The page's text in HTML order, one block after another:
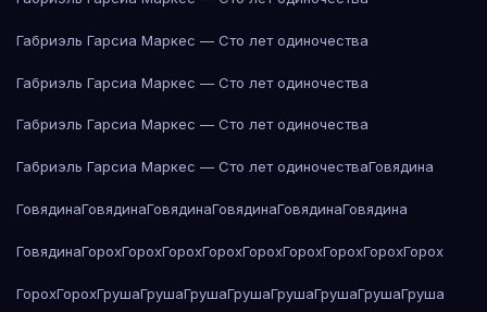
Габриэль Гарсиа Маркес — Сто лет одиночества
Габриэль Гарсиа Маркес — Сто лет одиночества
Габриэль Гарсиа Маркес — Сто лет одиночества
Габриэль Гарсиа Маркес — Сто лет одиночестваГовядина
ГовядинаГовядинаГовядинаГовядинаГовядинаГовядина
ГовядинаГорохГорохГорохГорохГорохГорохГорохГорохГорох
ГорохГорохГрушаГрушаГрушаГрушаГрушаГрушаГрушаГруша